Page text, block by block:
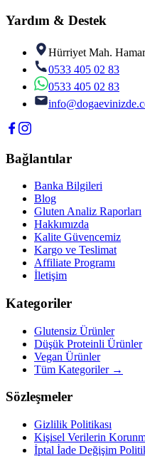
Yardım & Destek
Hürriyet Mah.
0533 405 02 83
0533 405 02 83
Bağlantılar
Banka Bilgileri
Blog
Gluten Analiz Raporları
Hakkımızda
Kalite Güvencemiz
Kargo ve Teslimat
Affiliate Programı
İletişim
Kategoriler
Glutensiz Ürünler
Düşük Proteinli Ürünler
Vegan Ürünler
Tüm Kategoriler →
Sözleşmeler
Gizlilik Politikası
Kişisel Verilerin
İptal İade Değişim